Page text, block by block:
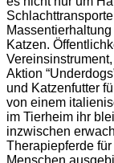
Katzen.
Aktion
und Katzenfutter
von einem
im Tierheim ihr
inzwischen
Therapiepferde
Menschen